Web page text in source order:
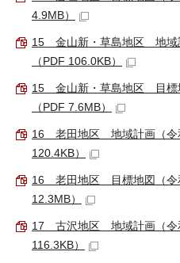
4.9MB）
15 金山新・草島地区 地域
（PDF 106.0KB）
15 金山新・草島地区 目標
（PDF 7.6MB）
16 老田地区 地域計画（令
120.4KB）
16 老田地区 目標地図（令
12.3MB）
17 古沢地区 地域計画（令
116.3KB）